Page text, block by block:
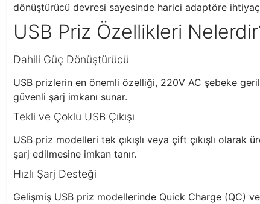
dönüştürücü devresi sayesinde harici adaptöre
USB Priz Özellikleri
Dahili Güç Dönüştürücü
USB prizlerin en önemli özelliği, 220V AC şebeke
güvenli şarj imkanı sunar.
Tekli ve Çoklu USB Çıkışı
USB priz modelleri tek çıkışlı veya çift çıkışlı
şarj edilmesine imkan tanır.
Hızlı Şarj Desteği
Gelişmiş USB priz modellerinde Quick Charge (QC)